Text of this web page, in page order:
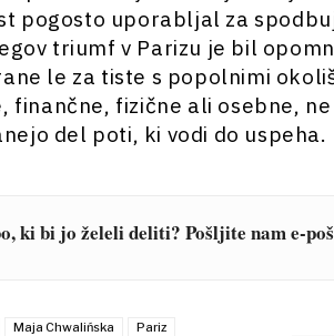
pogosto uporabljal za
triumf v Parizu je bil
le za tiste s popolnimi
finančne, fizične ali osebne,
del poti, ki vodi do uspeha.
ki bi jo želeli deliti? Pošljite nam e-
Maja Chwalińska
Pariz